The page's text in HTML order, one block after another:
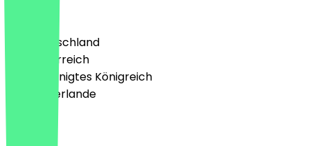
🇩🇪 Deutschland
🇦🇹 Österreich
🇬🇧 Vereinigtes Königreich
🇳🇱 Niederlande